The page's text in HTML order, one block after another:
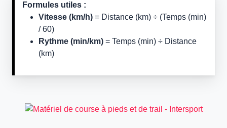
Formules utiles :
Vitesse (km/h) = Distance (km) ÷ (Temps (min)
/ 60)
Rythme (min/km) = Temps (min) ÷ Distance
(km)